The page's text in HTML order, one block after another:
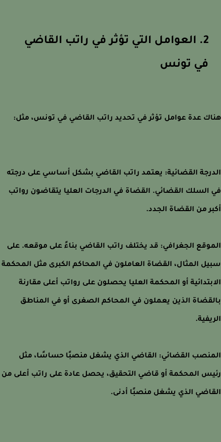
2. العوامل التي تؤثر في راتب القاضي
في تونس
عدة عوامل تؤثر في تحديد راتب القاضي في تونس، مثل:
القضائية: يعتمد راتب القاضي بشكل أساسي على درجته
السلك القضائي. القضاة في الدرجات العليا يتقاضون رواتب
من القضاة الجدد.
الجغرافي: قد يختلف راتب القاضي بناءً على موقعه. على
المثال، القضاة العاملون في المحاكم الكبرى مثل المحكمة
أو المحكمة العليا يحصلون على رواتب أعلى مقارنة
الذين يعملون في المحاكم الصغرى أو في المناطق
القضائي: القاضي الذي يشغل منصبًا حساسًا، مثل
المحكمة أو قاضي التحقيق، يحصل عادة على راتب أعلى من
الذي يشغل منصبًا أدنى.